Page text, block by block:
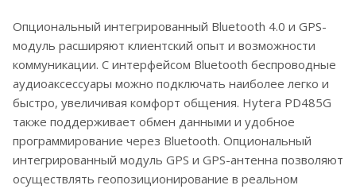
Опциональный интегрированный Bluetooth 4.0 и GPS-
модуль расширяют клиентский опыт и возможности
коммуникации. С интерфейсом Bluetooth беспроводные
аудиоаксессуары можно подключать наиболее легко и
быстро, увеличивая комфорт общения. Hytera PD485G
также поддерживает обмен данными и удобное
программирование через Bluetooth. Опциональный
интегрированный модуль GPS и GPS-антенна позволяют
осуществлять геопозиционирование в реальном